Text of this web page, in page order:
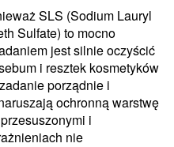
SLS (Sodium Lauryl
Sulfate) to mocno
jest silnie oczyścić
i resztek kosmetyków
porządnie i
ochronną warstwę
i
nie